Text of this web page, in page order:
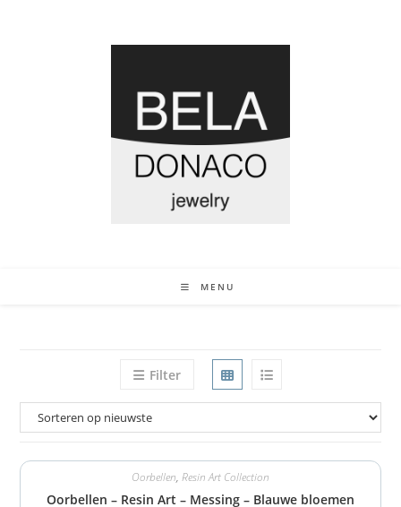
MENU
Filter
Oorbellen, Resin Art Collection
Oorbellen – Resin Art – Messing – Blauwe bloemen